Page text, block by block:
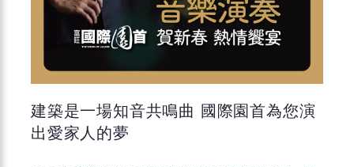
建築是一場知音共鳴曲 國際園首為您演
出愛家人的夢